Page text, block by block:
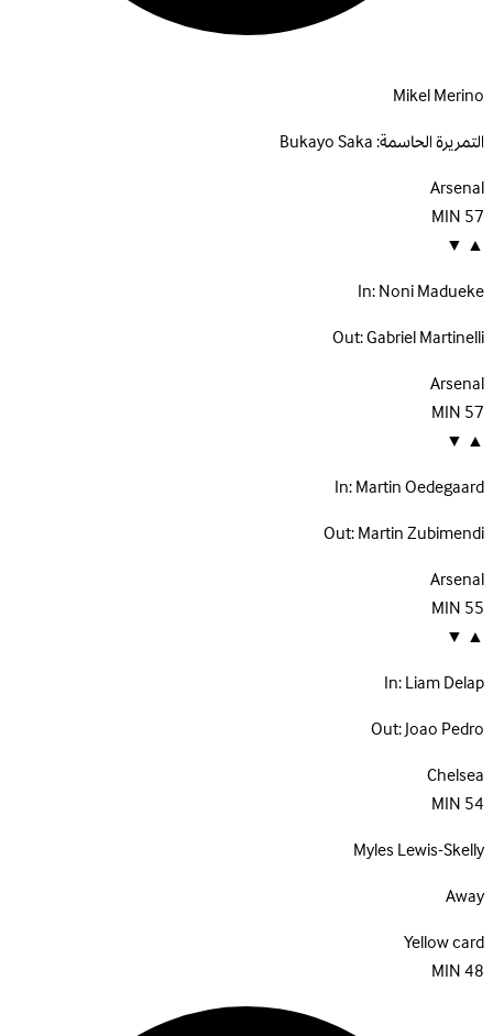
Mikel Merino
التمريرة الحاسمة:Bukayo Saka
Arsenal
57
MIN
▲
▼
In:Noni Madueke
Out:Gabriel Martinelli
Arsenal
57
MIN
▲
▼
In:Martin Oedegaard
Out:Martin Zubimendi
Arsenal
55
MIN
▲
▼
In:Liam Delap
Out:Joao Pedro
Chelsea
54
MIN
Myles Lewis-Skelly
Away
Yellow card
48
MIN